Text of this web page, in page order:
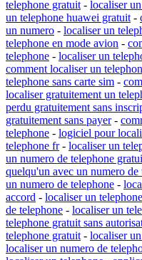
telephone gratuit - localiser
un telephone huawei gratuit -
un numero - localiser un
telephone en mode avion -
telephone - localiser un
comment localiser un
telephone sans carte sim -
localiser gratuitement un
perdu gratuitement sans
gratuitement sans payer-
telephone - logiciel pour
telephone fr- localiser un
un numero de telephone
quelqu'un avec un numero de
un numero de telephone -
accord - localiser un
de telephone - localiser un
telephone gratuit sans
telephone gratuit - localiser
localiser un numero de